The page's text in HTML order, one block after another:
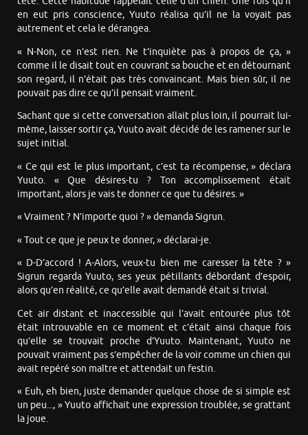
en eut pris conscience, Yuuto réalisa qu’il ne la voyait pas
autrement et cela le dérangea.
« N-Non, ce n’est rien. Ne t’inquiète pas à propos de ça, »
comme il le disait tout en couvrant sa bouche et en détournant
son regard, il n’était pas très convaincant. Mais bien sûr, il ne
pouvait pas dire ce qu’il pensait vraiment.
Sachant que si cette conversation allait plus loin, il pourrait lui-
même, laisser sortir ça, Yuuto avait décidé de les ramener sur le
sujet initial.
« Ce qui est le plus important, c’est ta récompense, » déclara
Yuuto. « Que désires-tu ? Ton accomplissement était
important, alors je vais te donner ce que tu désires. »
« Vraiment ? N’importe quoi ? » demanda Sigrun.
« Tout ce que je peux te donner, » déclarai-je.
« D-D’accord ! A-Alors, veux-tu bien me caresser la tête ? »
Sigrun regarda Yuuto, ses yeux pétillants débordant d’espoir,
alors qu’en réalité, ce qu’elle avait demandé était si trivial.
Cet air distant et inaccessible qui l’avait entourée plus tôt
était introuvable en ce moment et c’était ainsi chaque fois
qu’elle se trouvait proche d’Yuuto. Maintenant, Yuuto ne
pouvait vraiment pas s’empêcher de la voir comme un chien qui
avait repéré son maître et attendait un festin.
« Euh, eh bien, juste demander quelque chose de si simple est
un peu..., » Yuuto affichait une expression troublée, se grattant
la joue.